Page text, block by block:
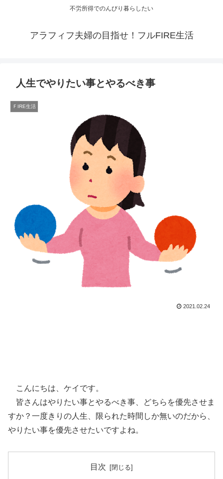
不労所得でのんびり暮らしたい
アラフィフ夫婦の目指せ！フルFIRE生活
人生でやりたい事とやるべき事
ＦIRE生活
2021.02.24
こんにちは、ケイです。
皆さんはやりたい事とやるべき事、どちらを優先させま
すか？一度きりの人生、限られた時間しか無いのだから、
やりたい事を優先させたいですよね。
目次